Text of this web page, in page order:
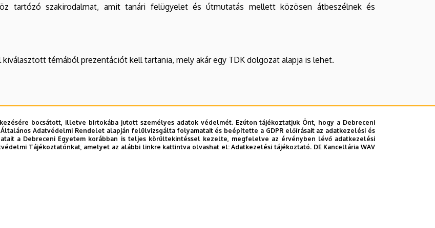
tartózó szakirodalmat, amit tanári felügyelet és útmutatás mellett közösen átbeszélnek és
témából prezentációt kell tartania, mely akár egy TDK dolgozat alapja is lehet.
területén
elemzése
bocsátott, illetve birtokába jutott személyes adatok védelmét. Ezúton tájékoztatjuk Önt, hogy a Debreceni
Adatvédelmi Rendelet alapján felülvizsgálta folyamatait és beépítette a GDPR előírásait az adatkezelési és
a Debreceni Egyetem korábban is teljes körültekintéssel kezelte, megfelelve az érvényben lévő adatkezelési
Tájékoztatónkat, amelyet az alábbi linkre kattintva olvashat el:Adatkezelési tájékoztató. DE Kancellária WAV